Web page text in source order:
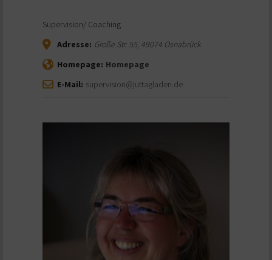
Supervision/ Coaching
Adresse: Große Str. 55, 49074 Osnabrück
Homepage: Homepage
E-Mail: supervision@juttagladen.de